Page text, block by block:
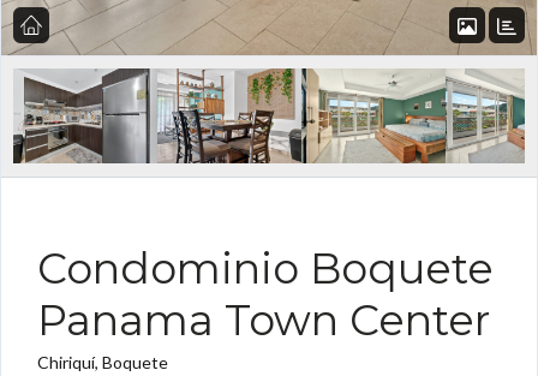
Condominio Boquete
Panama Town Center
Chiriquí, Boquete